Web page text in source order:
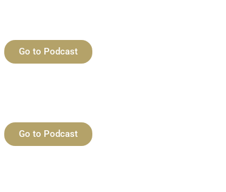
Go to Podcast
Go to Podcast